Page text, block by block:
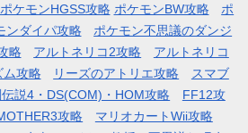
ポケモンHGSS攻略 ポケモンBW攻略
ポ
ンダイパ攻略
ポケモン不思議のダンジ
略 アルトネリコ2攻略
アルトネリコ
ム攻略 リーズのアトリエ攻略
スマブ
説4・DS(COM)・HOM攻略
FF12攻
攻略
マリオカートWii攻略